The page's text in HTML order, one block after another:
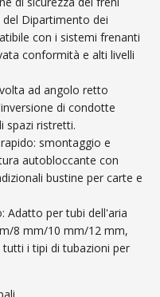
Dipartimento dei
con i sistemi frenanti
conformità e alti livelli
ad angolo retto
di condotte
spazi ristretti.
smontaggio e
autobloccante con
bustine per carte e
Adatto per tubi dell'aria
8 mm/10 mm/12 mm,
i tipi di tubazioni per